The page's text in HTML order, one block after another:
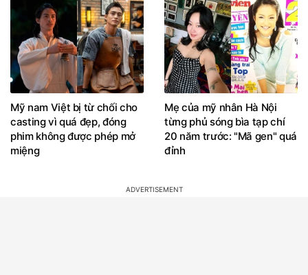
Mỹ nam Việt bị từ chối cho
casting vì quá đẹp, đóng
phim không được phép mở
miệng
Mẹ của mỹ nhân Hà Nội
từng phủ sóng bìa tạp chí
20 năm trước: "Mã gen" quá
đỉnh